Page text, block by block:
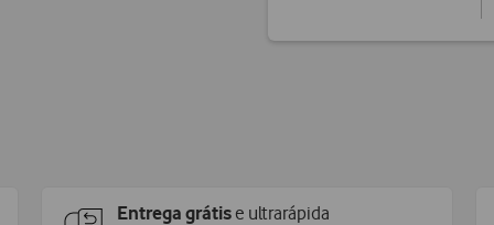
Entrega grátis e ultrarápida